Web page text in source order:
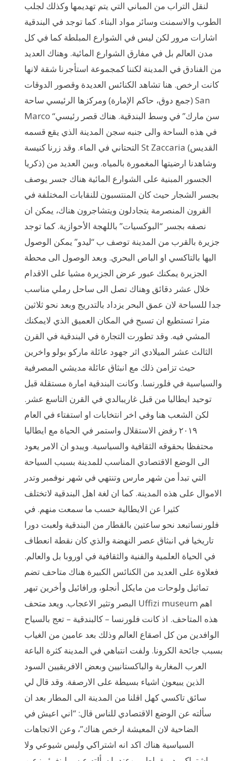
لنقل التراب من المباني التي يتم تهديمها وكذلك لجلب
الطوب والاسمنت وسائر مواد البناء. كما توجد في البندقية
اشارات مرور لكن ليس في الشوارع المبلطة كما في كل
مدن العالم بل في مفارق الشوارع المائية. وهناك العديد
من الفنادق في المدينة لكننا كمجموعة استأجرنا شقة لانها
كانت ارخص. هنا تشاهد الكنائس العديدة وقصور الدوقات
(جمع دوق، حاكم الإمارة) ومركزها الرئيسي ساحة San
Marco “سن مارك” في وسط البندقية. هناك قصر رئيسي
في هذه الساحة والى جنبه سجن المدينة الذي يقع قسمه
التحتاني في الماء. وقد زرنا كنيسة St Zaccaria (القديس
ذكريا) وشاهدنا ارضيتها المغمورة بالمياه. وبين العديد من
الجسور المبنية على الشوارع المائية هناك جسر يوصف
بجسر الشجار حيث كان المنتسبون للنقابات المختلفة في
القرون المنصرمة يتجادلون ويتشاجرون هناك، يمكن ان
نصفه بجسر “البوكسيات” باللهجة الأحوازية. كما توجد
جزيرة بالقرب من المدينة توصف ب “ليدو” يمكن الوصول
اليها بالتاكسي او الباص البحري. وبعد الوصول الى محطة
الجزيرة يمكنك عبور عرض الجزيرة مشيا على الاقدام
خلال عشر دقائق وهناك تصل الى ساحل رملي مناسب
جدا للسباحة لان عمق البحر يزداد بالتدريج وبعد نحو ثلاثين
مترا تستطيع ان تسبح في المكان العميق الذي لايمكنك
المشي فيه. وقد تطورت التجارة في البندقية في القرن
الثالث عشر الميلادي اثر جهود عائلة ماركو بولو واخرين
حيث تزامن ذلك مع انبثاق عائلة مديشي المصرفية
والسياسية في فلورنسا. وكانت البندقية امارة مستقلة قبل
توحيد ايطاليا من قبل غاريبالدي في القرن التاسع عشر.
لكن الشعب هنا وفي اخر انتخابات او استفتاء في العام
٢٠١٩ رفض الاستقلال واستمر في الحياة مع ايطاليا
محتفظا بحقوقه الثقافية والسياسية. ويبدو ان الامر يعود
الى الوضع الاقتصادي المناسب للمدينة بسبب السياحة
التي تبدأ من شهر مارس وتنتهي في شهر نوفمبر وتدر
الاموال على هذه المدينة. كما ان لغة اهل البندقية لاتختلف
كثيرا عن الايطالية حسب ما سمعت منهم. في
فلورنساتبعد نحو ساعتين بالقطار من البندقية ولعبت دورا
تاريخيا في انبثاق عصر النهضة والذي كان نقطة انعطاف
في الحياة العلمية والفنية والثقافية في اوروبا بل والعالم.
فعلاوة على العديد من الكنائس الكبيرة هناك متاحف تضم
تماثيل ولوحات من مايكل أنجلو، ورافائيل وأخرين تبهر
البصر وتثير الاعجاب. ويعد متحف Uffizi museum اهم
هذه المتاحف. اذ كانت فلورنسا – كالبندقية – تعج بالسياح
الوافدين من كل اصقاع العالم وذلك بعد عامين من الغياب
بسبب جائحة الكرونا. ولفت انتباهي في المدينة كثرة الباعة
العرب المغاربة والباكستانيين وبعض الافريقيين السود
الذين يبيعون اشياء بسيطة على الارصفة. وقد قال لي
سائق تاكسي كهل اقلنا من المدينة الى المطار بعد ان
سألته عن الوضع الاقتصادي للناس قال: “اني اعيش في
الضاحية لان المعيشة ارخص هناك”، وعن الاتجاهات
السياسية هناك اكد انه اشتراكي وليس شيوعي ولا